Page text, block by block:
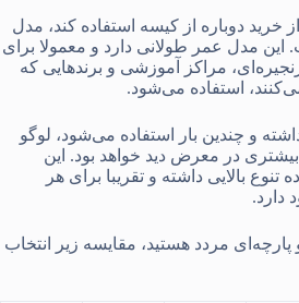
خرید دوباره از کیسه استفاده کند، مدل
این مدل عمر طولانی دارد و معمولا برای
مراکز آموزشی و برندهایی که
استفاده می‌شود.
و چندین بار استفاده می‌شود، لوگو
در معرض دید خواهد بود. این
تنوع بالایی داشته و تقریبا برای هر
دارد.
مردد هستید، مقایسه زیر انتخاب